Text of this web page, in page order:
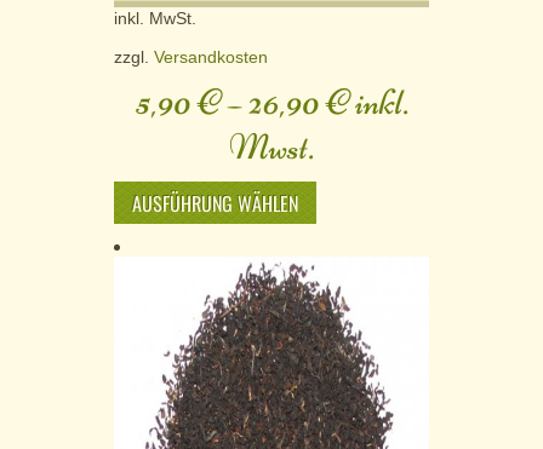
inkl. MwSt.
zzgl. Versandkosten
5,90€–26,90€inkl.
Mwst.
AUSFÜHRUNG WÄHLEN